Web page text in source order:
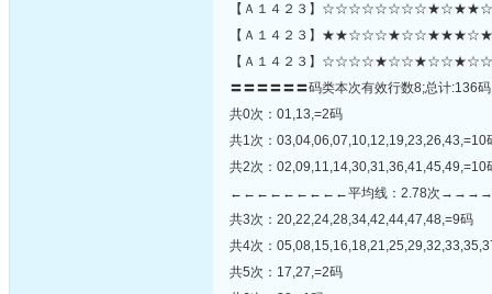
【Ａ１４２３】
【Ａ１４２３】
【Ａ１４２３】
〓〓〓〓〓〓码类本次有效行数8;总计:136
共0次：01,13,=2码
共1次：03,04,06,07,10,12,19,23,26,43,=10
共2次：02,09,11,14,30,31,36,41,45,49,=10
←←←←←←←←←平均线：2.78次
共3次：20,22,24,28,34,42,44,47,48,=9码
共4次：
共5次：17,27,=2码